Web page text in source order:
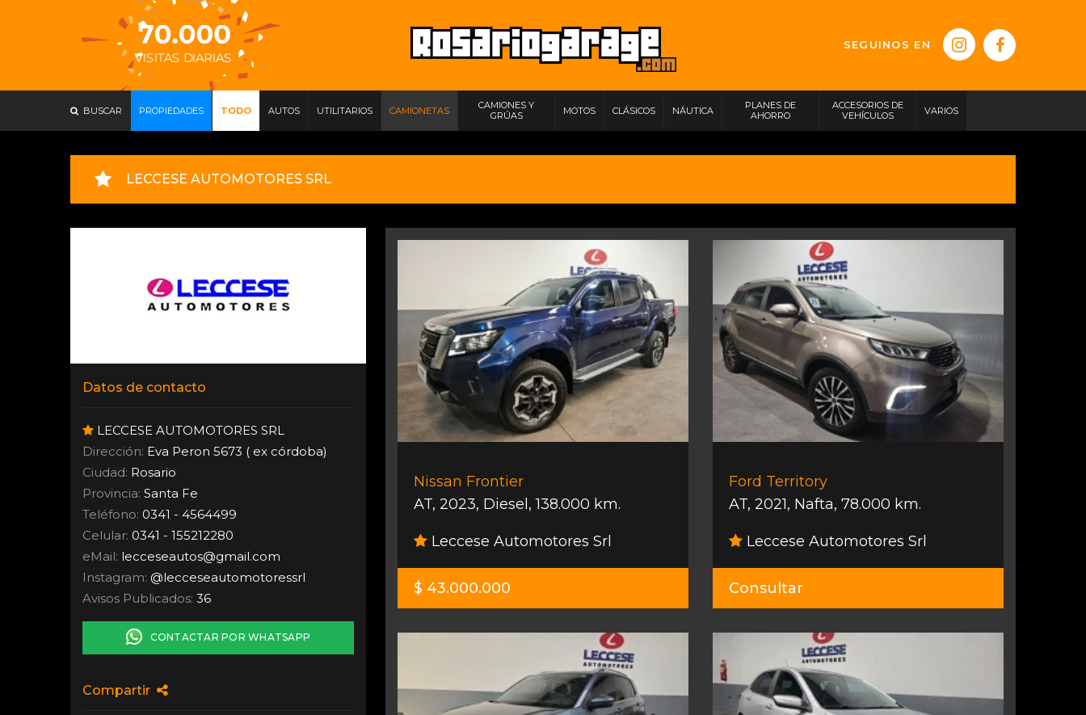
SEGUINOS EN
BUSCAR PROPIEDADES TODO AUTOS UTILITARIOS CAMIONETAS
CAMIONES Y
GRÚAS
MOTOS CLÁSICOS NÁUTICA
PLANES DE
AHORRO
ACCESORIOS DE
VEHÍCULOS
VARIOS
LECCESE AUTOMOTORES SRL
Datos de contacto
LECCESE AUTOMOTORES SRL
Dirección: Eva Peron 5673 ( ex córdoba)
Ciudad: Rosario
Provincia: Santa Fe
Teléfono: 0341 - 4564499
Celular: 0341 - 155212280
eMail: lecceseautos@gmail.com
Instagram: @lecceseautomotoressrl
Avisos Publicados: 36
CONTACTAR POR WHATSAPP
Compartir
Nissan Frontier
AT, 2023, Diesel ,138.000 km.
Leccese Automotores Srl
$ 43.000.000
Ford Territory
AT, 2021, Nafta, 78.000 km.
Leccese Automotores Srl
Consultar